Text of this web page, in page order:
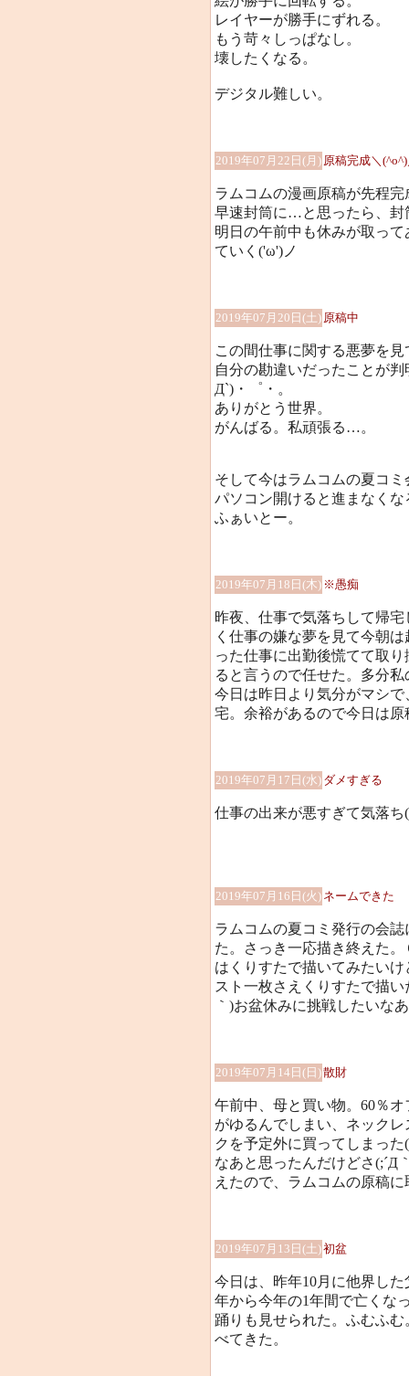
レイヤーが勝手にずれる。
もう苛々しっぱなし。
壊したくなる。
デジタル難しい。
2019年07月22日(月) 原稿完成＼
ラムコムの漫画原稿が先程
早速封筒に…と思ったら、封
明日の午前中も休みが取っ
ていく('ω')ノ
2019年07月20日(土) 原稿中
この間仕事に関する悪夢を
自分の勘違いだったことが
Д`)・゜・。
ありがとう世界。
がんばる。私頑張る…。
そして今はラムコムの夏コ
パソコン開けると進まなくな
ふぁいとー。
2019年07月18日(木) ※愚痴
昨夜、仕事で気落ちして帰
く仕事の嫌な夢を見て今朝
った仕事に出勤後慌てて取
ると言うので任せた。多分
今日は昨日より気分がマシ
宅。余裕があるので今日は原
2019年07月17日(水) ダメすぎる
仕事の出来が悪すぎて気落ち
2019年07月16日(火) ネームできた
ラムコムの夏コミ発行の会
た。さっき一応描き終えた
はくりすたで描いてみたい
スト一枚さえくりすたで描
｀)お盆休みに挑戦したいな
2019年07月14日(日)散財
午前中、母と買い物。60％
がゆるんでしまい、ネック
クを予定外に買ってしまっ
なあと思ったんだけどさ
えたので、ラムコムの原稿
2019年07月13日(土)初盆
今日は、昨年10月に他界し
年から今年の1年間で亡くな
踊りも見せられた。ふむふ
べてきた。